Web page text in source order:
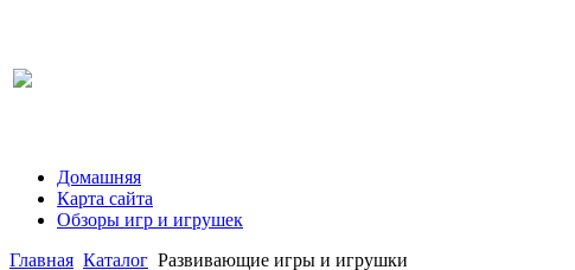
Домашняя
Карта сайта
Обзоры игр и игрушек
Главная Каталог Развивающие игры и игрушки